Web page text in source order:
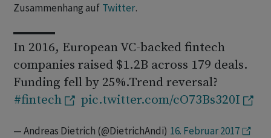
Zusammenhang auf Twitter.
In 2016, European VC-backed fintech
companies raised $1.2B across 179 deals.
Funding fell by 25%.Trend reversal?
#fintech
pic.twitter.com/cO73Bs320I
— Andreas Dietrich (@DietrichAndi) 16. Februar 2017